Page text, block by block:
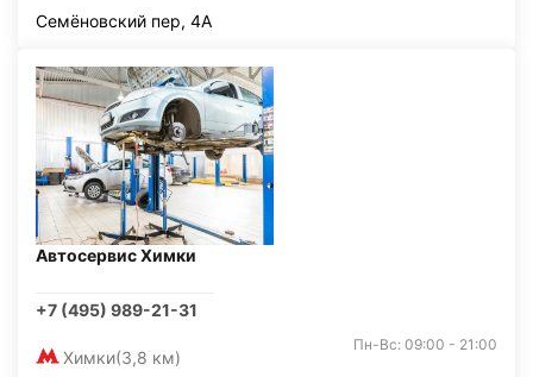
Семёновский пер, 4А
Автосервис Химки
+7 (495) 989-21-31
Химки(3,8 км)
Пн-Вс: 09:00 - 21:00